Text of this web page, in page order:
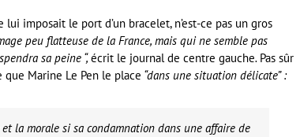
imposait le port d’un bracelet, n’est-ce pas un gros
peu flatteuse de la France, mais qui ne semble pas
sa peine “,écrit le journal de centre gauche. Pas sûr
Marine Le Pen le place “dans une situation délicate” :
la morale si sa condamnation dans une affaire de